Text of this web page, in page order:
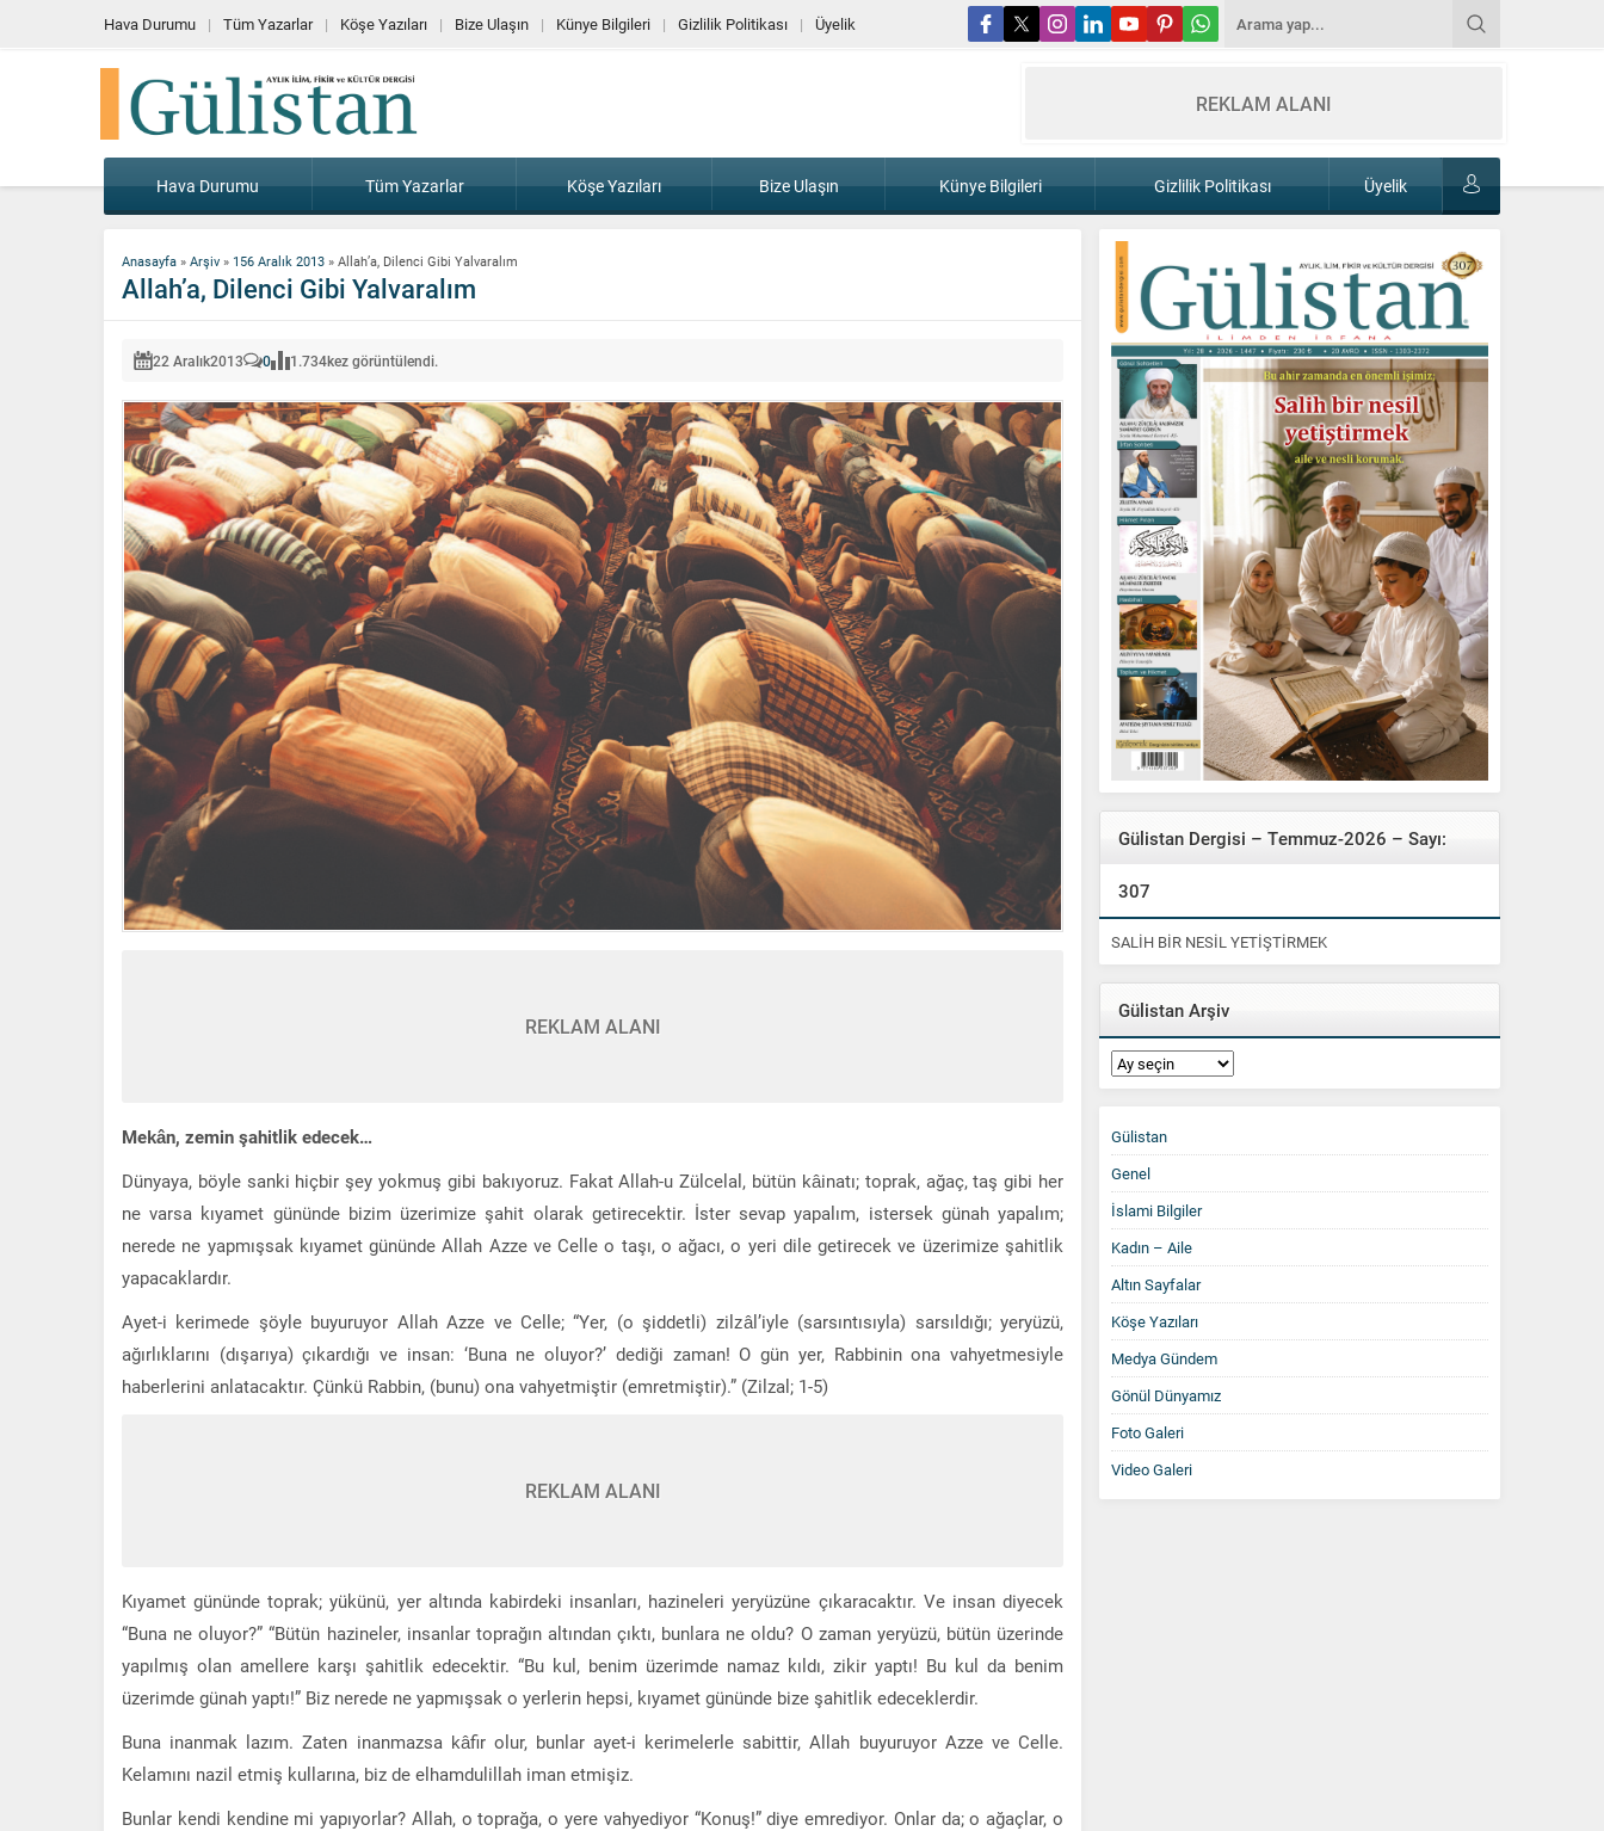
Hava Durumu Tüm Yazarlar Köşe Yazıları Bize Ulaşın Künye Bilgileri Gizlilik Politikası Üyelik
REKLAM ALANI
Hava Durumu Tüm Yazarlar Köşe Yazıları Bize Ulaşın Künye Bilgileri Gizlilik Politikası Üyelik
Anasayfa » Arşiv » 156 Aralık 2013 » Allah’a, Dilenci Gibi Yalvaralım
Allah’a, Dilenci Gibi Yalvaralım
22 Aralık2013 0 1.734kez görüntülendi.
REKLAM ALANI
Mekân, zemin şahitlik edecek…
Dünyaya, böyle sanki hiçbir şey yokmuş gibi bakıyoruz. Fakat Allah-u Zülcelal, bütün kâinatı; toprak, ağaç, taş gibi her
ne varsa kıyamet gününde bizim üzerimize şahit olarak getirecektir. İster sevap yapalım, istersek günah yapalım;
nerede ne yapmışsak kıyamet gününde Allah Azze ve Celle o taşı, o ağacı, o yeri dile getirecek ve üzerimize şahitlik
yapacaklardır.
Ayet-i kerimede şöyle buyuruyor Allah Azze ve Celle; “Yer, (o şiddetli) zilzâl’iyle (sarsıntısıyla) sarsıldığı; yeryüzü,
ağırlıklarını (dışarıya) çıkardığı ve insan: ‘Buna ne oluyor?’ dediği zaman! O gün yer, Rabbinin ona vahyetmesiyle
haberlerini anlatacaktır. Çünkü Rabbin, (bunu) ona vahyetmiştir (emretmiştir).” (Zilzal; 1-5)
REKLAM ALANI
Kıyamet gününde toprak; yükünü, yer altında kabirdeki insanları, hazineleri yeryüzüne çıkaracaktır. Ve insan diyecek
“Buna ne oluyor?” “Bütün hazineler, insanlar toprağın altından çıktı, bunlara ne oldu? O zaman yeryüzü, bütün üzerinde
yapılmış olan amellere karşı şahitlik edecektir. “Bu kul, benim üzerimde namaz kıldı, zikir yaptı! Bu kul da benim
üzerimde günah yaptı!” Biz nerede ne yapmışsak o yerlerin hepsi, kıyamet gününde bize şahitlik edeceklerdir.
Buna inanmak lazım. Zaten inanmazsa kâfir olur, bunlar ayet-i kerimelerle sabittir, Allah buyuruyor Azze ve Celle.
Kelamını nazil etmiş kullarına, biz de elhamdulillah iman etmişiz.
Bunlar kendi kendine mi yapıyorlar? Allah, o toprağa, o yere vahyediyor “Konuş!” diye emrediyor. Onlar da; o ağaçlar, o
Gülistan Dergisi – Temmuz-2026 – Sayı:
307
SALİH BİR NESİL YETİŞTİRMEK
Gülistan Arşiv
Gülistan
Arşiv
Gülistan
Genel
İslami Bilgiler
Kadın – Aile
Altın Sayfalar
Köşe Yazıları
Medya Gündem
Gönül Dünyamız
Foto Galeri
Video Galeri